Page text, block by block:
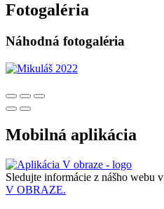
Fotogaléria
Náhodná fotogaléria
Mobilná aplikácia
Sledujte informácie z nášho webu v
V OBRAZE.